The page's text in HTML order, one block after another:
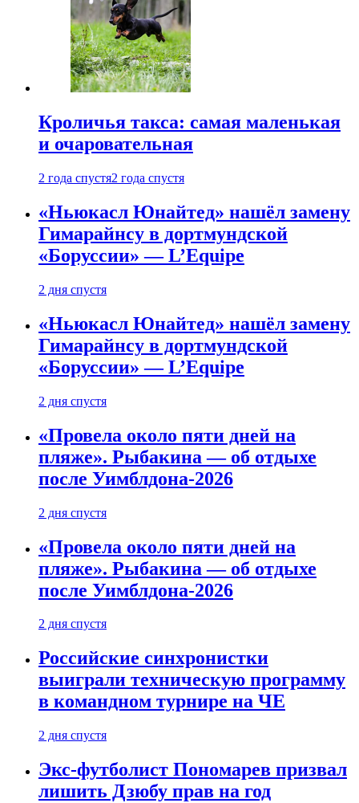
Кроличья такса: самая маленькая
и очаровательная
2 года спустя2 года спустя
«Ньюкасл Юнайтед» нашёл замену
Гимарайнсу в дортмундской
«Боруссии» — L’Equipe
2 дня спустя
«Ньюкасл Юнайтед» нашёл замену
Гимарайнсу в дортмундской
«Боруссии» — L’Equipe
2 дня спустя
«Провела около пяти дней на
пляже». Рыбакина — об отдыхе
после Уимблдона-2026
2 дня спустя
«Провела около пяти дней на
пляже». Рыбакина — об отдыхе
после Уимблдона-2026
2 дня спустя
Российские синхронистки
выиграли техническую программу
в командном турнире на ЧЕ
2 дня спустя
Экс-футболист Пономарев призвал
лишить Дзюбу прав на год